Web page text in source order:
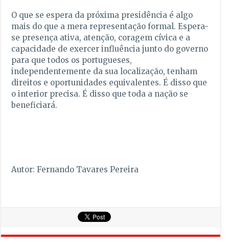
O que se espera da próxima presidência é algo
mais do que a mera representação formal. Espera-
se presença ativa, atenção, coragem cívica e a
capacidade de exercer influência junto do governo
para que todos os portugueses,
independentemente da sua localização, tenham
direitos e oportunidades equivalentes. É disso que
o interior precisa. É disso que toda a nação se
beneficiará.
Autor: Fernando Tavares Pereira